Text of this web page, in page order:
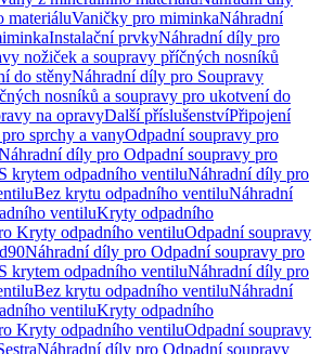
materiáluVaničky pro miminkaNáhradní
Instalační prvkyNáhradní díly pro
nožiček a soupravy příčných nosníků
do stěnyNáhradní díly pro Soupravy
nosníků a soupravy pro ukotvení do
na opravyDalší příslušenstvíPřipojení
sprchy a vanyOdpadní soupravy pro
díly pro Odpadní soupravy pro
S krytem odpadního ventiluNáhradní díly pro
Bez krytu odpadního ventiluNáhradní
ventiluKryty odpadního
Kryty odpadního ventiluOdpadní soupravy
Náhradní díly pro Odpadní soupravy pro
S krytem odpadního ventiluNáhradní díly pro
Bez krytu odpadního ventiluNáhradní
ventiluKryty odpadního
Kryty odpadního ventiluOdpadní soupravy
Náhradní díly pro Odpadní soupravy